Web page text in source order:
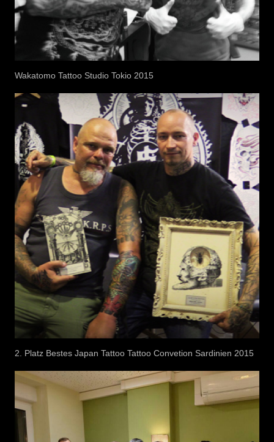
Wakatomo Tattoo Studio Tokio 2015
2. Platz Bestes Japan Tattoo Tattoo Convetion Sardinien 2015